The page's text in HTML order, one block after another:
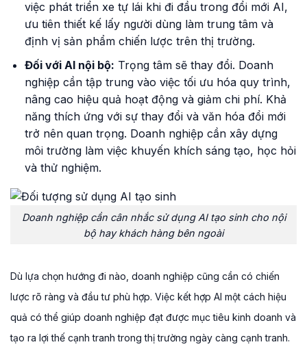
việc phát triển xe tự lái khi đi đầu trong đổi mới AI,
ưu tiên thiết kế lấy người dùng làm trung tâm và
định vị sản phẩm chiến lược trên thị trường.
Đối với AI nội bộ: Trọng tâm sẽ thay đổi. Doanh
nghiệp cần tập trung vào việc tối ưu hóa quy trình,
nâng cao hiệu quả hoạt động và giảm chi phí. Khả
năng thích ứng với sự thay đổi và văn hóa đổi mới
trở nên quan trọng. Doanh nghiệp cần xây dựng
môi trường làm việc khuyến khích sáng tạo, học hỏi
và thử nghiệm.
Doanh nghiệp cần cân nhắc sử dụng AI tạo sinh cho nội
bộ hay khách hàng bên ngoài
Dù lựa chọn hướng đi nào, doanh nghiệp cũng cần có chiến
lược rõ ràng và đầu tư phù hợp. Việc kết hợp AI một cách hiệu
quả có thể giúp doanh nghiệp đạt được mục tiêu kinh doanh và
tạo ra lợi thế cạnh tranh trong thị trường ngày càng cạnh tranh.